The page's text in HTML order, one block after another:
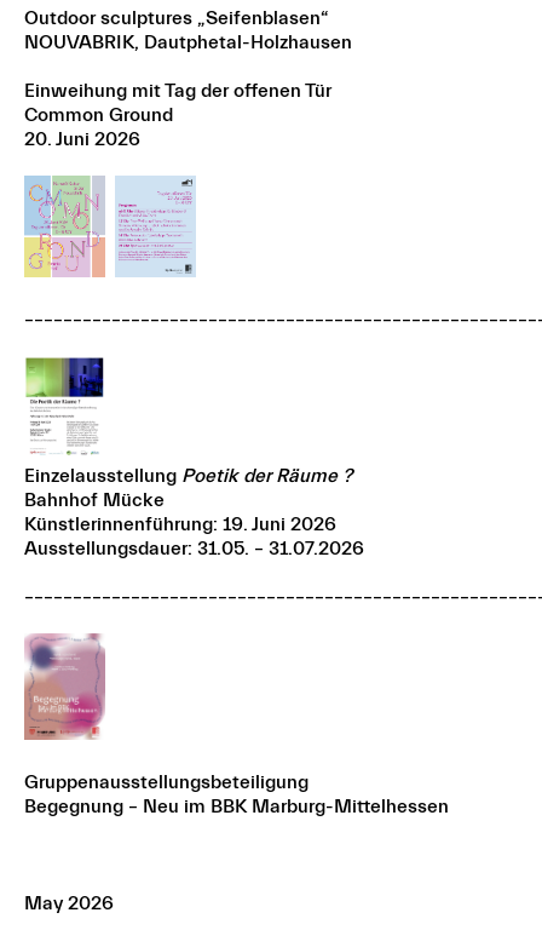
Outdoor sculptures „Seifenblasen“
NOUVABRIK, Dautphetal-Holzhausen
Einweihung mit Tag der offenen Tür
Common Ground
20. Juni 2026
Einzelausstellung Poetik der Räume ?
Bahnhof Mücke
Künstlerinnenführung: 19. Juni 2026
Ausstellungsdauer: 31.05. – 31.07.2026
Gruppenausstellungsbeteiligung
Begegnung – Neu im BBK Marburg-Mittelhessen
May 2026